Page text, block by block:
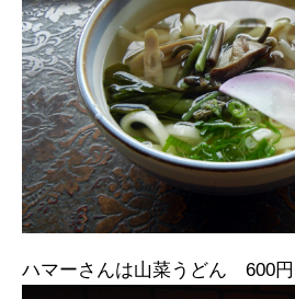
ハマーさんは山菜うどん 600